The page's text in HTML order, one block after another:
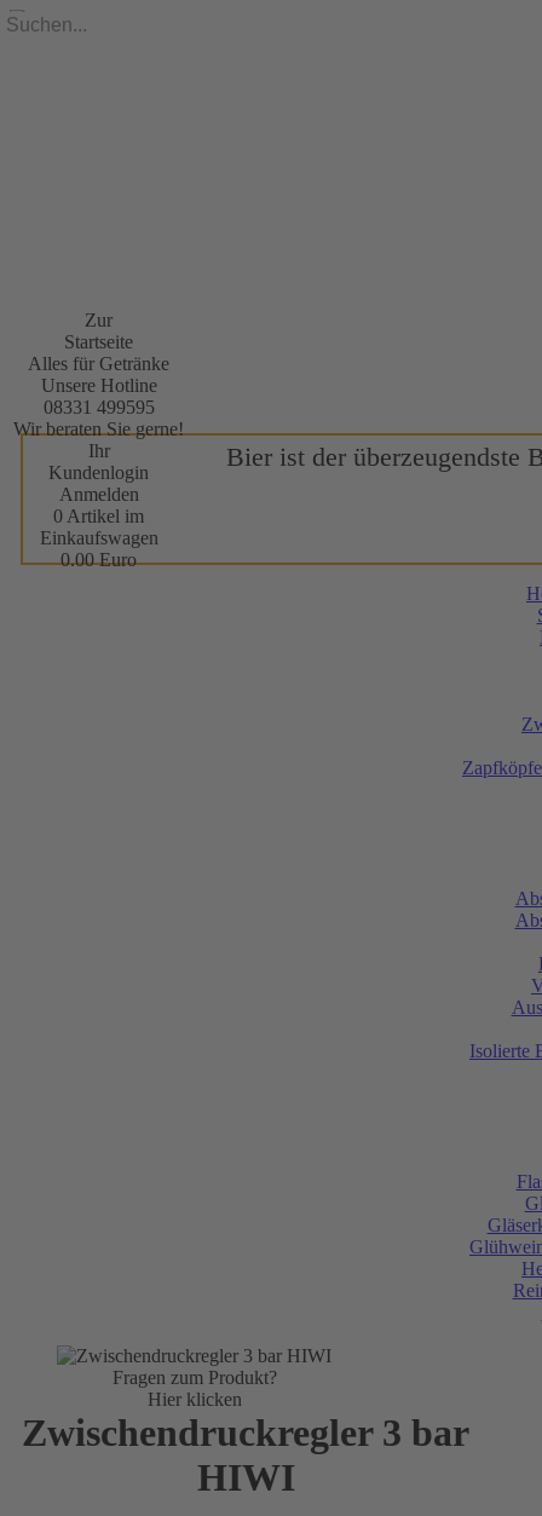
Zur
Startseite
Alles für Getränke
Unsere Hotline
08331 499595
Wir beraten Sie gerne!
Ihr
Kundenlogin
Anmelden
0 Artikel im
Einkaufswagen
0.00 Euro
Bier ist der überzeugendste
Isolierte
Fragen zum Produkt?
Hier klicken
Zwischendruckregler 3 bar
HIWI